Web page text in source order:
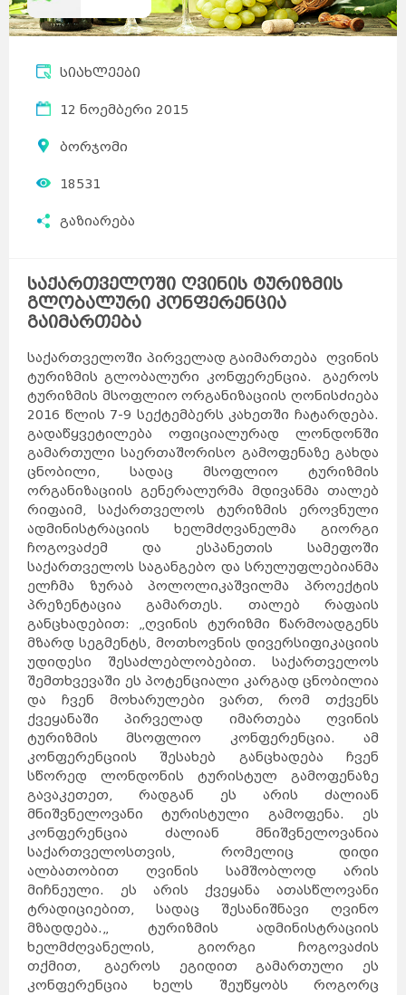
სიახლეები
12 ნოემბერი 2015
ბორჯომი
18531
გაზიარება
საქართველოში ღვინის ტურიზმის
გლობალური კონფერენცია
გაიმართება
საქართველოში პირველად გაიმართება ღვინის
ტურიზმის გლობალური კონფერენცია. გაეროს
ტურიზმის მსოფლიო ორგანიზაციის ღონისძიება
2016 წლის 7-9 სექტემბერს კახეთში ჩატარდება.
გადაწყვეტილება ოფიციალურად ლონდონში
გამართული საერთაშორისო გამოფენაზე გახდა
ცნობილი, სადაც მსოფლიო ტურიზმის
ორგანიზაციის გენერალურმა მდივანმა თალებ
რიფაიმ, საქართველოს ტურიზმის ეროვნული
ადმინისტრაციის ხელმძღვანელმა გიორგი
ჩოგოვაძემ და ესპანეთის სამეფოში
საქართველოს საგანგებო და სრულუფლებიანმა
ელჩმა ზურაბ პოლოლიკაშვილმა პროექტის
პრეზენტაცია გამართეს. თალებ რაფაის
განცხადებით: „ღვინის ტურიზმი წარმოადგენს
მზარდ სეგმენტს, მოთხოვნის დივერსიფიკაციის
უდიდესი შესაძლებლობებით. საქართველოს
შემთხვევაში ეს პოტენციალი კარგად ცნობილია
და ჩვენ მოხარულები ვართ, რომ თქვენს
ქვეყანაში პირველად იმართება ღვინის
ტურიზმის მსოფლიო კონფერენცია. ამ
კონფერენციის შესახებ განცხადება ჩვენ
სწორედ ლონდონის ტურისტულ გამოფენაზე
გავაკეთეთ, რადგან ეს არის ძალიან
მნიშვნელოვანი ტურისტული გამოფენა. ეს
კონფერენცია ძალიან მნიშვნელოვანია
საქართველოსთვის, რომელიც დიდი
ალბათობით ღვინის სამშობლოდ არის
მიჩნეული. ეს არის ქვეყანა ათასწლოვანი
ტრადიციებით, სადაც შესანიშნავი ღვინო
მზადდება.„ ტურიზმის ადმინისტრაციის
ხელმძღვანელის, გიორგი ჩოგოვაძის
თქმით, გაეროს ეგიდით გამართული ეს
კონფერენცია ხელს შეუწყობს როგორც